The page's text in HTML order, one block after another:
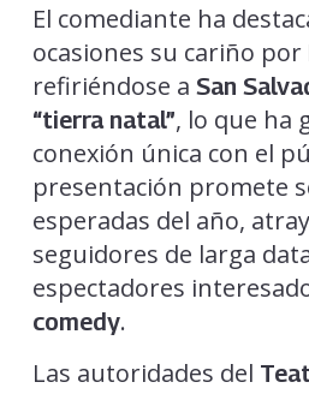
El comediante ha
ocasiones su cariño por
refiriéndose a San
“tierra natal”, lo que ha
conexión única con el
presentación promete
esperadas del año,
seguidores de larga
espectadores
comedy.
Las autoridades del